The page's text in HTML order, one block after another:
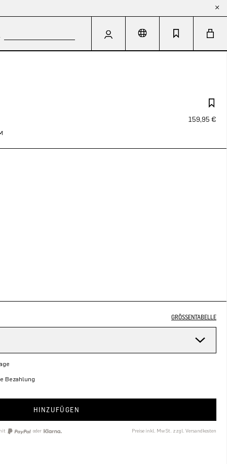
159,95 €
GRÖSSENTABELLE
Bezahlung
HINZUFÜGEN
oder Preise inkl. MwSt. zzgl. Versandkosten